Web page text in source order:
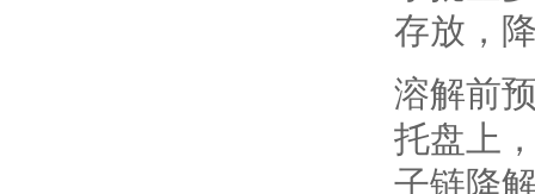
存放，
溶解前
托盘上
子链降